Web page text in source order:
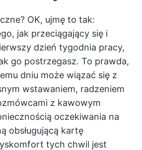
OK, ujmę to tak:
jak przeciągający się i
dzień tygodnia pracy,
go postrzegasz. To prawda,
dniu może wiązać się z
wstawaniem, radzeniem
z kawowym
oczekiwania na
obsługującą kartę
tych chwil jest